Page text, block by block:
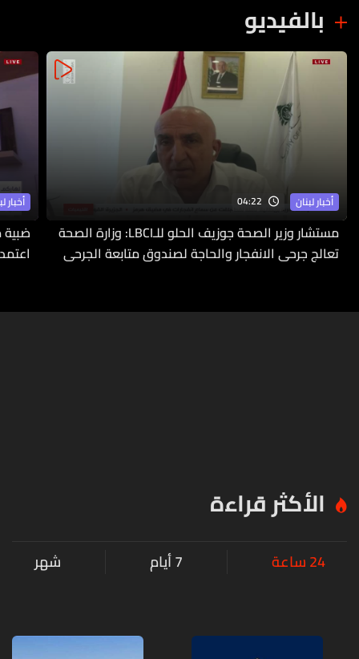
بالفيديو
أخبار لبنان 04:22
مستشار وزير الصحة جوزيف الحلو للـLBCI: وزارة الصحة
تعالج جرحى الانفجار والحاجة لصندوق متابعة الجرحى
أخبار
ضبية
الأكثر قراءة
24 ساعة 7 أيام شهر